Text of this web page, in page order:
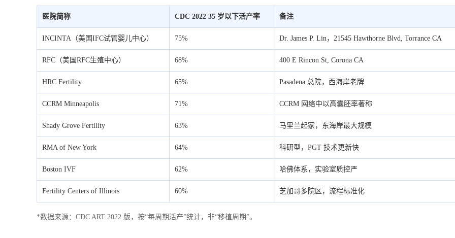
医院简称 CDC 2022 35 岁以下活产率 备注
INCINTA（美国IFC试管婴儿中心） 75% Dr. James P. Lin，21545 Hawthorne Blvd, Torrance CA
RFC（美国RFC生殖中心） 68% 400 E Rincon St, Corona CA
HRC Fertility 65% Pasadena 总院，西海岸老牌
CCRM Minneapolis 71% CCRM 网络中以高囊胚率著称
Shady Grove Fertility 63% 马里兰起家，东海岸最大规模
RMA of New York 64% 科研型，PGT 技术更新快
Boston IVF 62% 哈佛体系，实验室质控严
Fertility Centers of Illinois 60% 芝加哥多院区，流程标准化
*数据来源：CDC ART 2022 版，按“每周期活产”统计，非“移植周期”。